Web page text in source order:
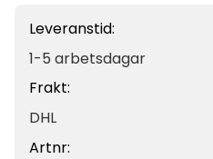
Leveranstid:
1-5 arbetsdagar
Frakt:
DHL
Artnr: